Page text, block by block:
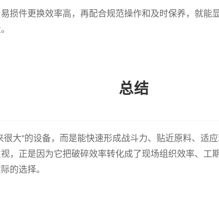
损件更换效率高，再配合规范操作和及时保养，就能
总结
大”的设备，而是能快速形成战斗力、贴近原料、适
，正是因为它把破碎效率转化成了现场组织效率、工
的选择。